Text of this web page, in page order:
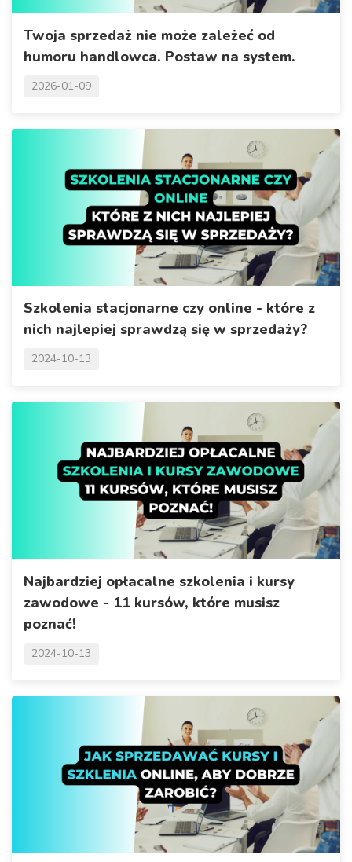
Twoja sprzedaż nie może zależeć od
humoru handlowca. Postaw na system.
2026-01-09
Szkolenia stacjonarne czy online - które z
nich najlepiej sprawdzą się w sprzedaży?
2024-10-13
Najbardziej opłacalne szkolenia i kursy
zawodowe - 11 kursów, które musisz
poznać!
2024-10-13